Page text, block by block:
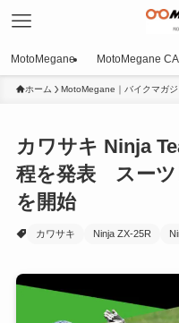
MotoMegane MotoMegane
ホーム MotoMegane｜バイクマガジ
カワサキ Ninja
程を発表 スーツ
を開始
カワサキ Ninja ZX-25R